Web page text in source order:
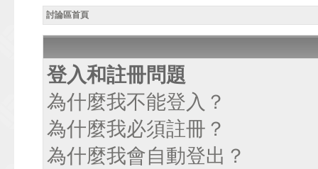
討論區首頁
登入和註冊問題
為什麼我不能登入？
為什麼我必須註冊？
為什麼我會自動登出？